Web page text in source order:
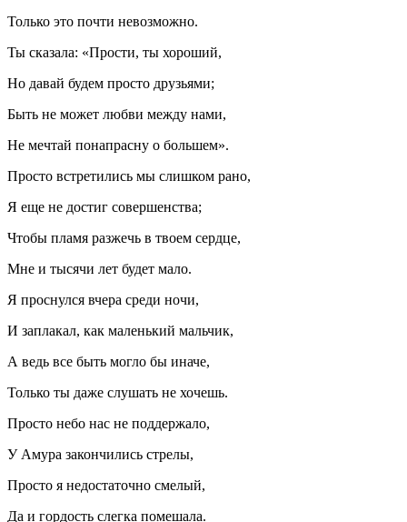
Только это почти невозможно.
Ты сказала: «Прости, ты хороший,
Но давай будем просто друзьями;
Быть не может любви между нами,
Не мечтай понапрасну о большем».
Просто встретились мы слишком рано,
Я еще не достиг совершенства;
Чтобы пламя разжечь в твоем сердце,
Мне и тысячи лет будет мало.
Я проснулся вчера среди ночи,
И заплакал, как маленький мальчик,
А ведь все быть могло бы иначе,
Только ты даже слушать не хочешь.
Просто небо нас не поддержало,
У Амура закончились стрелы,
Просто я недостаточно смелый,
Да и гордость слегка помешала.